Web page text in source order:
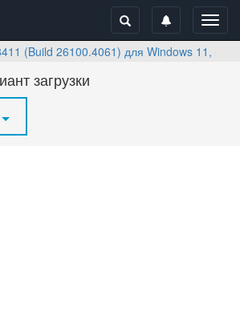
(Build 26100.4061) для Windows 11,
загрузки